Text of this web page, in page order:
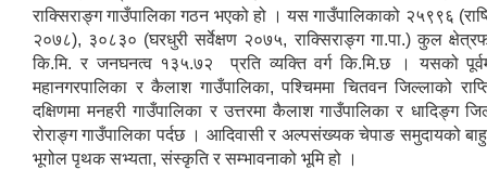
राक्सिराङ्ग गाउँपालिका गठन भएको हो । यस गाउँपालिकाको २५९९६
२०७८), ३०८३० (घरधुरी सर्वेक्षण २०७५, राक्सिराङ्ग गा.पा.) कुल
कि.मि. र जनघनत्व १३५.७२ प्रति व्यक्ति वर्ग कि.मि.छ । यसको
महानगरपालिका र कैलाश गाउँपालिका, पश्चिममा चितवन जिल्लाको
दक्षिणमा मनहरी गाउँपालिका र उत्तरमा कैलाश गाउँपालिका र धादिङ्ग
रोराङ्ग गाउँपालिका पर्दछ । आदिवासी र अल्पसंख्यक चेपाङ समुदायको
भूगोल पृथक सभ्यता, संस्कृति र सम्भावनाको भूमि हो ।